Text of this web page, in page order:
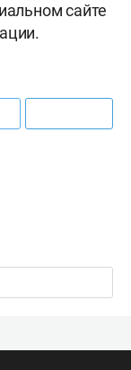
сайте